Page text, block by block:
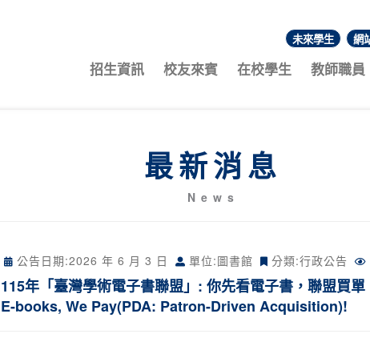
:::
未來學生 網
招生資訊 校友來賓 在校學生 教師職員
最新消息
News
公告日期:2026 年 6 月 3 日 單位:圖書館 分類:行政公告
115年「臺灣學術電子書聯盟」: 你先看電子書，聯盟買
E-books, We Pay(PDA: Patron-Driven Acquisition)!